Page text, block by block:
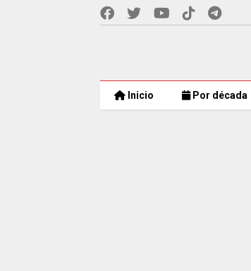
Inicio Por década